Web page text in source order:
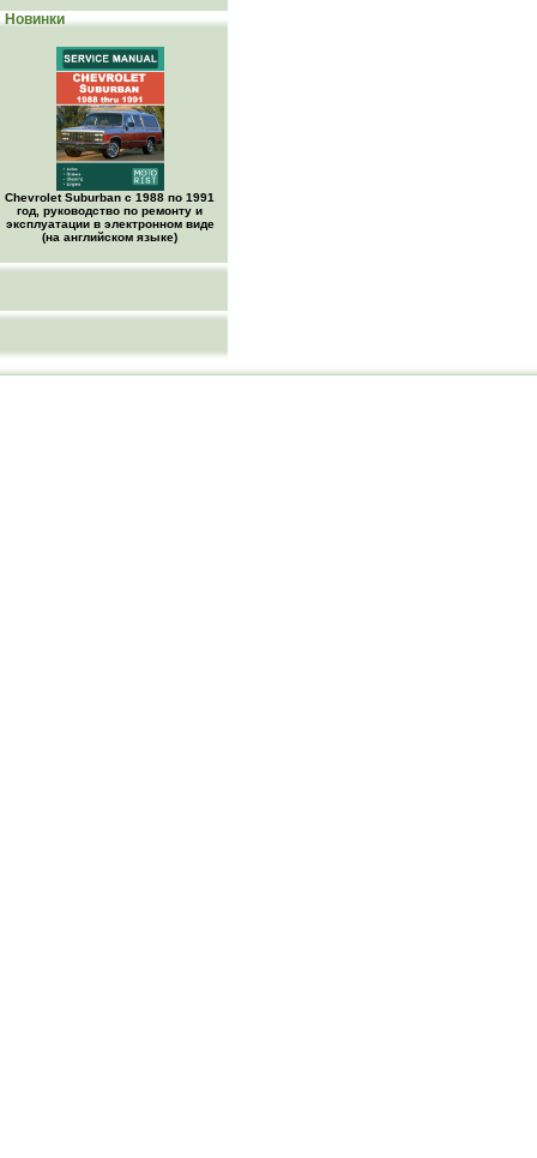
Новинки
Chevrolet Suburban с 1988 по 1991
год, руководство по ремонту и
эксплуатации в электронном виде
(на английском языке)